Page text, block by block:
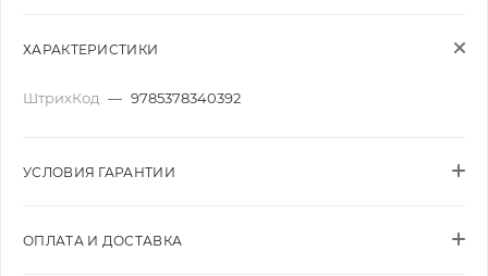
ХАРАКТЕРИСТИКИ
ШтрихКод — 9785378340392
УСЛОВИЯ ГАРАНТИИ
ОПЛАТА И ДОСТАВКА